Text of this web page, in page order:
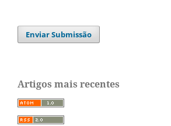
Enviar Submissão
Artigos mais recentes